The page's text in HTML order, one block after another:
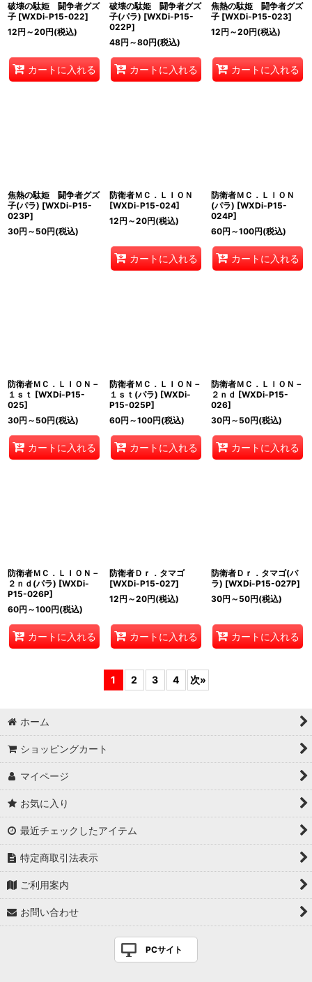
破壊の駄姫 闘争者グズ
子 [WXDi-P15-022]
12円 ～20円(税込)
カートに入れる
破壊の駄姫 闘争者グズ
子(パラ) [WXDi-P15-
022P]
48円 ～80円(税込)
カートに入れる
焦熱の駄姫 闘争者グズ
子 [WXDi-P15-023]
12円 ～20円(税込)
カートに入れる
焦熱の駄姫 闘争者グズ
子(パラ) [WXDi-P15-
023P]
30円 ～50円(税込)
防衛者ＭＣ．ＬＩＯＮ
[WXDi-P15-024]
12円 ～20円(税込)
カートに入れる
防衛者ＭＣ．ＬＩＯＮ
(パラ) [WXDi-P15-
024P]
60円 ～100円(税込)
カートに入れる
防衛者ＭＣ．ＬＩＯＮ－
１ｓｔ [WXDi-P15-
025]
30円 ～50円(税込)
カートに入れる
防衛者ＭＣ．ＬＩＯＮ－
１ｓｔ(パラ) [WXDi-
P15-025P]
60円 ～100円(税込)
カートに入れる
防衛者ＭＣ．ＬＩＯＮ－
２ｎｄ [WXDi-P15-
026]
30円 ～50円(税込)
カートに入れる
防衛者ＭＣ．ＬＩＯＮ－
２ｎｄ(パラ) [WXDi-
P15-026P]
60円 ～100円(税込)
カートに入れる
防衛者Ｄｒ．タマゴ
[WXDi-P15-027]
12円 ～20円(税込)
カートに入れる
防衛者Ｄｒ．タマゴ(パ
ラ) [WXDi-P15-027P]
30円 ～50円(税込)
カートに入れる
1 2 3 4 次»
ホーム
ショッピングカート
マイページ
お気に入り
最近チェックしたアイテム
特定商取引法表示
ご利用案内
お問い合わせ
PCサイト